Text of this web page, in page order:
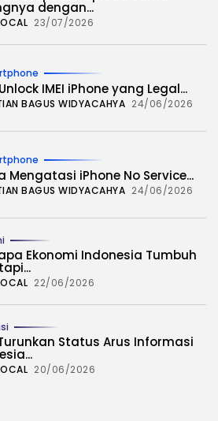
siap mengisi...
dengan...
23/07/2026
IMEI iPhone yang Legal...
BAGUS WIDYACAHYA 24/06/2026
Mengatasi iPhone No Service...
BAGUS WIDYACAHYA 24/06/2026
Ekonomi Indonesia Tumbuh
22/06/2026
Status Arus Informasi
20/06/2026